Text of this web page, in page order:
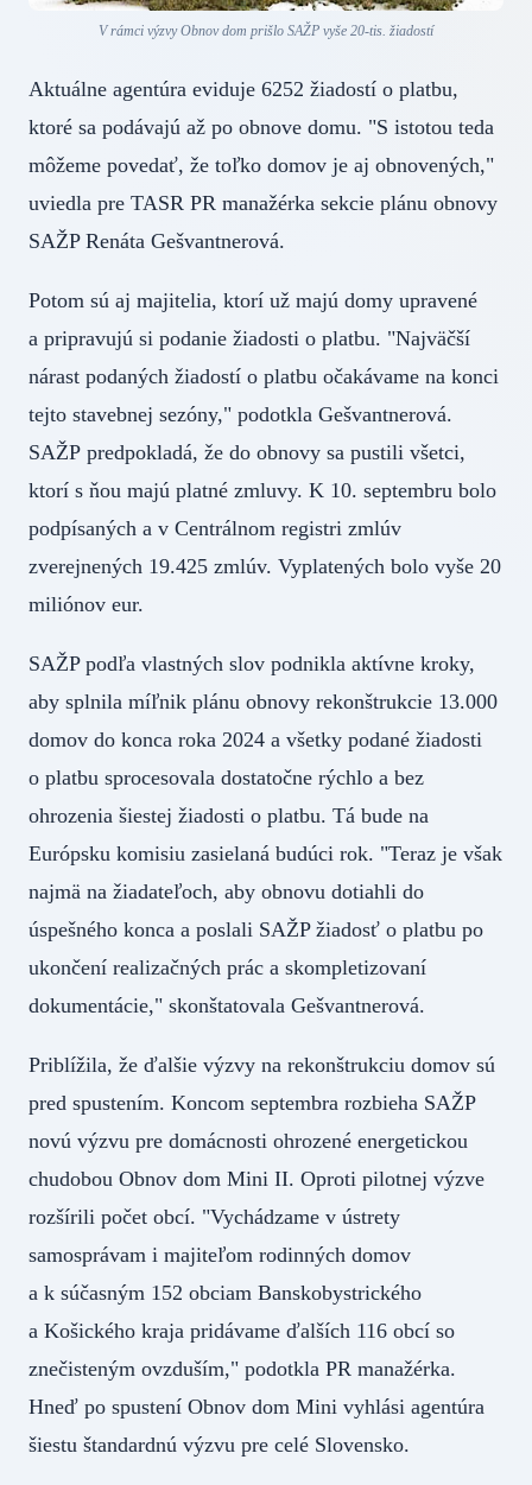
V rámci výzvy Obnov dom prišlo SAŽP vyše 20-tis. žiadostí
Aktuálne agentúra eviduje 6252 žiadostí o platbu,
ktoré sa podávajú až po obnove domu. "S istotou teda
môžeme povedať, že toľko domov je aj obnovených,"
uviedla pre TASR PR manažérka sekcie plánu obnovy
SAŽP Renáta Gešvantnerová.
Potom sú aj majitelia, ktorí už majú domy upravené
a pripravujú si podanie žiadosti o platbu. "Najväčší
nárast podaných žiadostí o platbu očakávame na konci
tejto stavebnej sezóny," podotkla Gešvantnerová.
SAŽP predpokladá, že do obnovy sa pustili všetci,
ktorí s ňou majú platné zmluvy. K 10. septembru bolo
podpísaných a v Centrálnom registri zmlúv
zverejnených 19.425 zmlúv. Vyplatených bolo vyše 20
miliónov eur.
SAŽP podľa vlastných slov podnikla aktívne kroky,
aby splnila míľnik plánu obnovy rekonštrukcie 13.000
domov do konca roka 2024 a všetky podané žiadosti
o platbu sprocesovala dostatočne rýchlo a bez
ohrozenia šiestej žiadosti o platbu. Tá bude na
Európsku komisiu zasielaná budúci rok. "Teraz je však
najmä na žiadateľoch, aby obnovu dotiahli do
úspešného konca a poslali SAŽP žiadosť o platbu po
ukončení realizačných prác a skompletizovaní
dokumentácie," skonštatovala Gešvantnerová.
Priblížila, že ďalšie výzvy na rekonštrukciu domov sú
pred spustením. Koncom septembra rozbieha SAŽP
novú výzvu pre domácnosti ohrozené energetickou
chudobou Obnov dom Mini II. Oproti pilotnej výzve
rozšírili počet obcí. "Vychádzame v ústrety
samosprávam i majiteľom rodinných domov
a k súčasným 152 obciam Banskobystrického
a Košického kraja pridávame ďalších 116 obcí so
znečisteným ovzduším," podotkla PR manažérka.
Hneď po spustení Obnov dom Mini vyhlási agentúra
šiestu štandardnú výzvu pre celé Slovensko.